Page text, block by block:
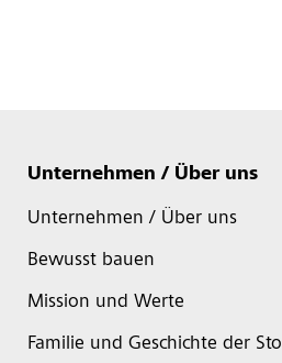
Unternehmen / Über uns
Unternehmen / Über uns
Bewusst bauen
Mission und Werte
Familie und Geschichte der Sto